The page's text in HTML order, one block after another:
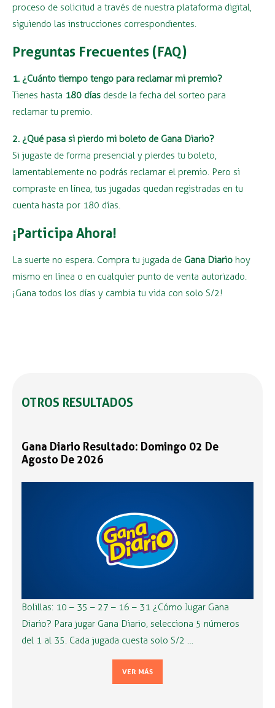
proceso de solicitud a través de nuestra plataforma digital,
siguiendo las instrucciones correspondientes.
Preguntas Frecuentes (FAQ)
1. ¿Cuánto tiempo tengo para reclamar mi premio?
Tienes hasta 180 días desde la fecha del sorteo para
reclamar tu premio.
2. ¿Qué pasa si pierdo mi boleto de Gana Diario?
Si jugaste de forma presencial y pierdes tu boleto,
lamentablemente no podrás reclamar el premio. Pero si
compraste en línea, tus jugadas quedan registradas en tu
cuenta hasta por 180 días.
¡Participa Ahora!
La suerte no espera. Compra tu jugada de Gana Diario hoy
mismo en línea o en cualquier punto de venta autorizado.
¡Gana todos los días y cambia tu vida con solo S/2!
OTROS RESULTADOS
Gana Diario Resultado: Domingo 02 De
Agosto De 2026
Bolillas: 10 – 35 – 27 – 16 – 31 ¿Cómo Jugar Gana
Diario? Para jugar Gana Diario, selecciona 5 números
del 1 al 35. Cada jugada cuesta solo S/2 …
VER MÁS